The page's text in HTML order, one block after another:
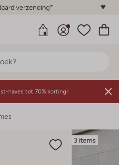
verzending*
haves tot 70% korting!
3 items